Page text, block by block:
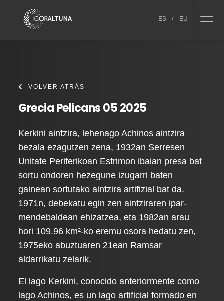
ES / EU
VOLVER ATRÁS
Grecia Pelicans 05 2025
Kerkini aintzira, lehenago Achinos aintzira
bezala ezagutzen zena, 1932an Serresen
Unitate Periferikoan Estrimon ibaian presa bat
sortu ondoren hezegune izugarri baten
gainean sortutako aintzira artifizial bat da.
1971n, debekatu egin zen aintziraren ipar-
mendebaldean ehizatzea, eta 1982an arau
hori 109.96 km²-ko eremu osora hedatu zen,
1975eko abuztuaren 21ean Ramsar
aldarrikatu zelarik.
El lago Kerkini, conocido anteriormente como
lago Achinos, es un lago artificial formado en